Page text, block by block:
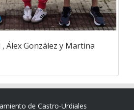
Álex González y Martina
de Castro-Urdiales